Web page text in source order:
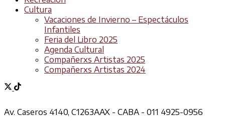
Cultura
Vacaciones de Invierno – Espectáculos
Infantiles
Feria del Libro 2025
Agenda Cultural
Compañerxs Artistas 2025
Compañerxs Artistas 2024
Av. Caseros 4140, C1263AAX - CABA - 011 4925-0956